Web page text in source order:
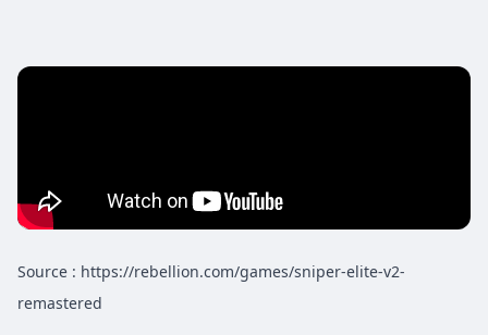
Source : https://rebellion.com/games/sniper-elite-v2-
remastered